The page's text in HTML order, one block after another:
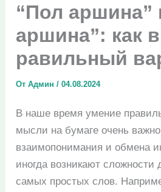
“Пол аршина”
аршина”: как
равильный
ОтАдмин/04.08.2024
В наше время умение
мысли на бумаге очень
взаимопонимания и обмена
иногда возникают сложности
самых простых слов.